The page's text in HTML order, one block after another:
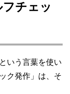
チェッ
いう言葉を使い
ク発作」は、そ